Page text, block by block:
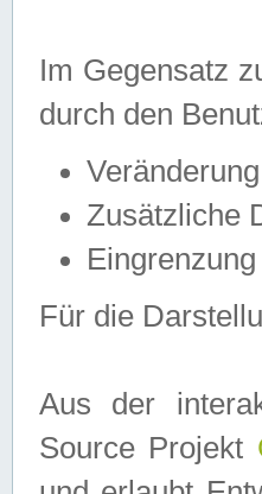
Im Gegensatz
durch den
Zusätzliche
Für die
Aus der
Source Projekt